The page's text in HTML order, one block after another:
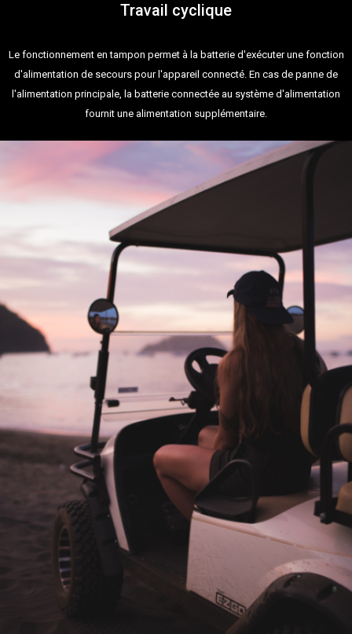
Travail cyclique
Le fonctionnement en tampon permet à la batterie d'exécuter une fonction
d'alimentation de secours pour l'appareil connecté. En cas de panne de
l'alimentation principale, la batterie connectée au système d'alimentation
fournit une alimentation supplémentaire.